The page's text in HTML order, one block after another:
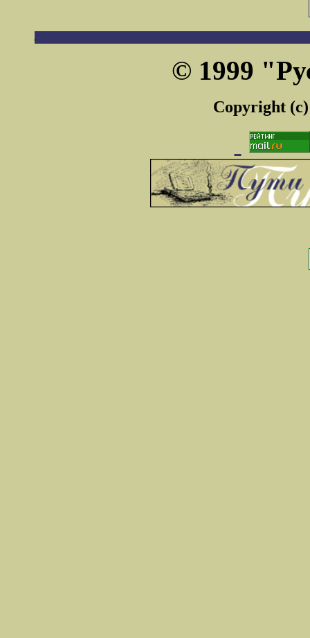
© 1999
Copyright